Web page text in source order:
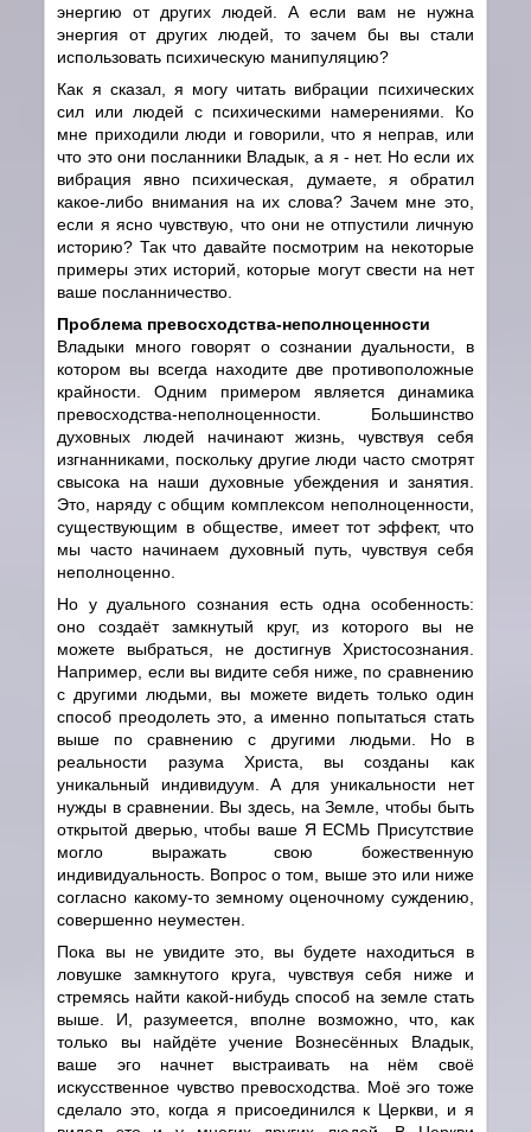
энергию от других людей. А если вам не нужна
энергия от других людей, то зачем бы вы стали
использовать психическую манипуляцию?
Как я сказал, я могу читать вибрации психических
сил или людей с психическими намерениями. Ко
мне приходили люди и говорили, что я неправ, или
что это они посланники Владык, а я - нет. Но если их
вибрация явно психическая, думаете, я обратил
какое-либо внимания на их слова? Зачем мне это,
если я ясно чувствую, что они не отпустили личную
историю? Так что давайте посмотрим на некоторые
примеры этих историй, которые могут свести на нет
ваше посланничество.
Проблема превосходства-неполноценности
Владыки много говорят о сознании дуальности, в
котором вы всегда находите две противоположные
крайности. Одним примером является динамика
превосходства-неполноценности. Большинство
духовных людей начинают жизнь, чувствуя себя
изгнанниками, поскольку другие люди часто смотрят
свысока на наши духовные убеждения и занятия.
Это, наряду с общим комплексом неполноценности,
существующим в обществе, имеет тот эффект, что
мы часто начинаем духовный путь, чувствуя себя
неполноценно.
Но у дуального сознания есть одна особенность:
оно создаёт замкнутый круг, из которого вы не
можете выбраться, не достигнув Христосознания.
Например, если вы видите себя ниже, по сравнению
с другими людьми, вы можете видеть только один
способ преодолеть это, а именно попытаться стать
выше по сравнению с другими людьми. Но в
реальности разума Христа, вы созданы как
уникальный индивидуум. А для уникальности нет
нужды в сравнении. Вы здесь, на Земле, чтобы быть
открытой дверью, чтобы ваше Я ЕСМЬ Присутствие
могло выражать свою божественную
индивидуальность. Вопрос о том, выше это или ниже
согласно какому-то земному оценочному суждению,
совершенно неуместен.
Пока вы не увидите это, вы будете находиться в
ловушке замкнутого круга, чувствуя себя ниже и
стремясь найти какой-нибудь способ на земле стать
выше. И, разумеется, вполне возможно, что, как
только вы найдёте учение Вознесённых Владык,
ваше эго начнет выстраивать на нём своё
искусственное чувство превосходства. Моё эго тоже
сделало это, когда я присоединился к Церкви, и я